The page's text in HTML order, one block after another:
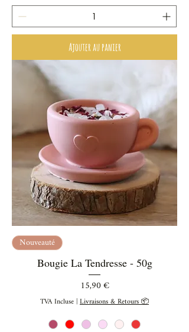
Ajouter au panier
Nouveauté
Bougie La Tendresse - 50g
Prix
15,90 €
TVA Incluse|Livraisons & Retours 📦